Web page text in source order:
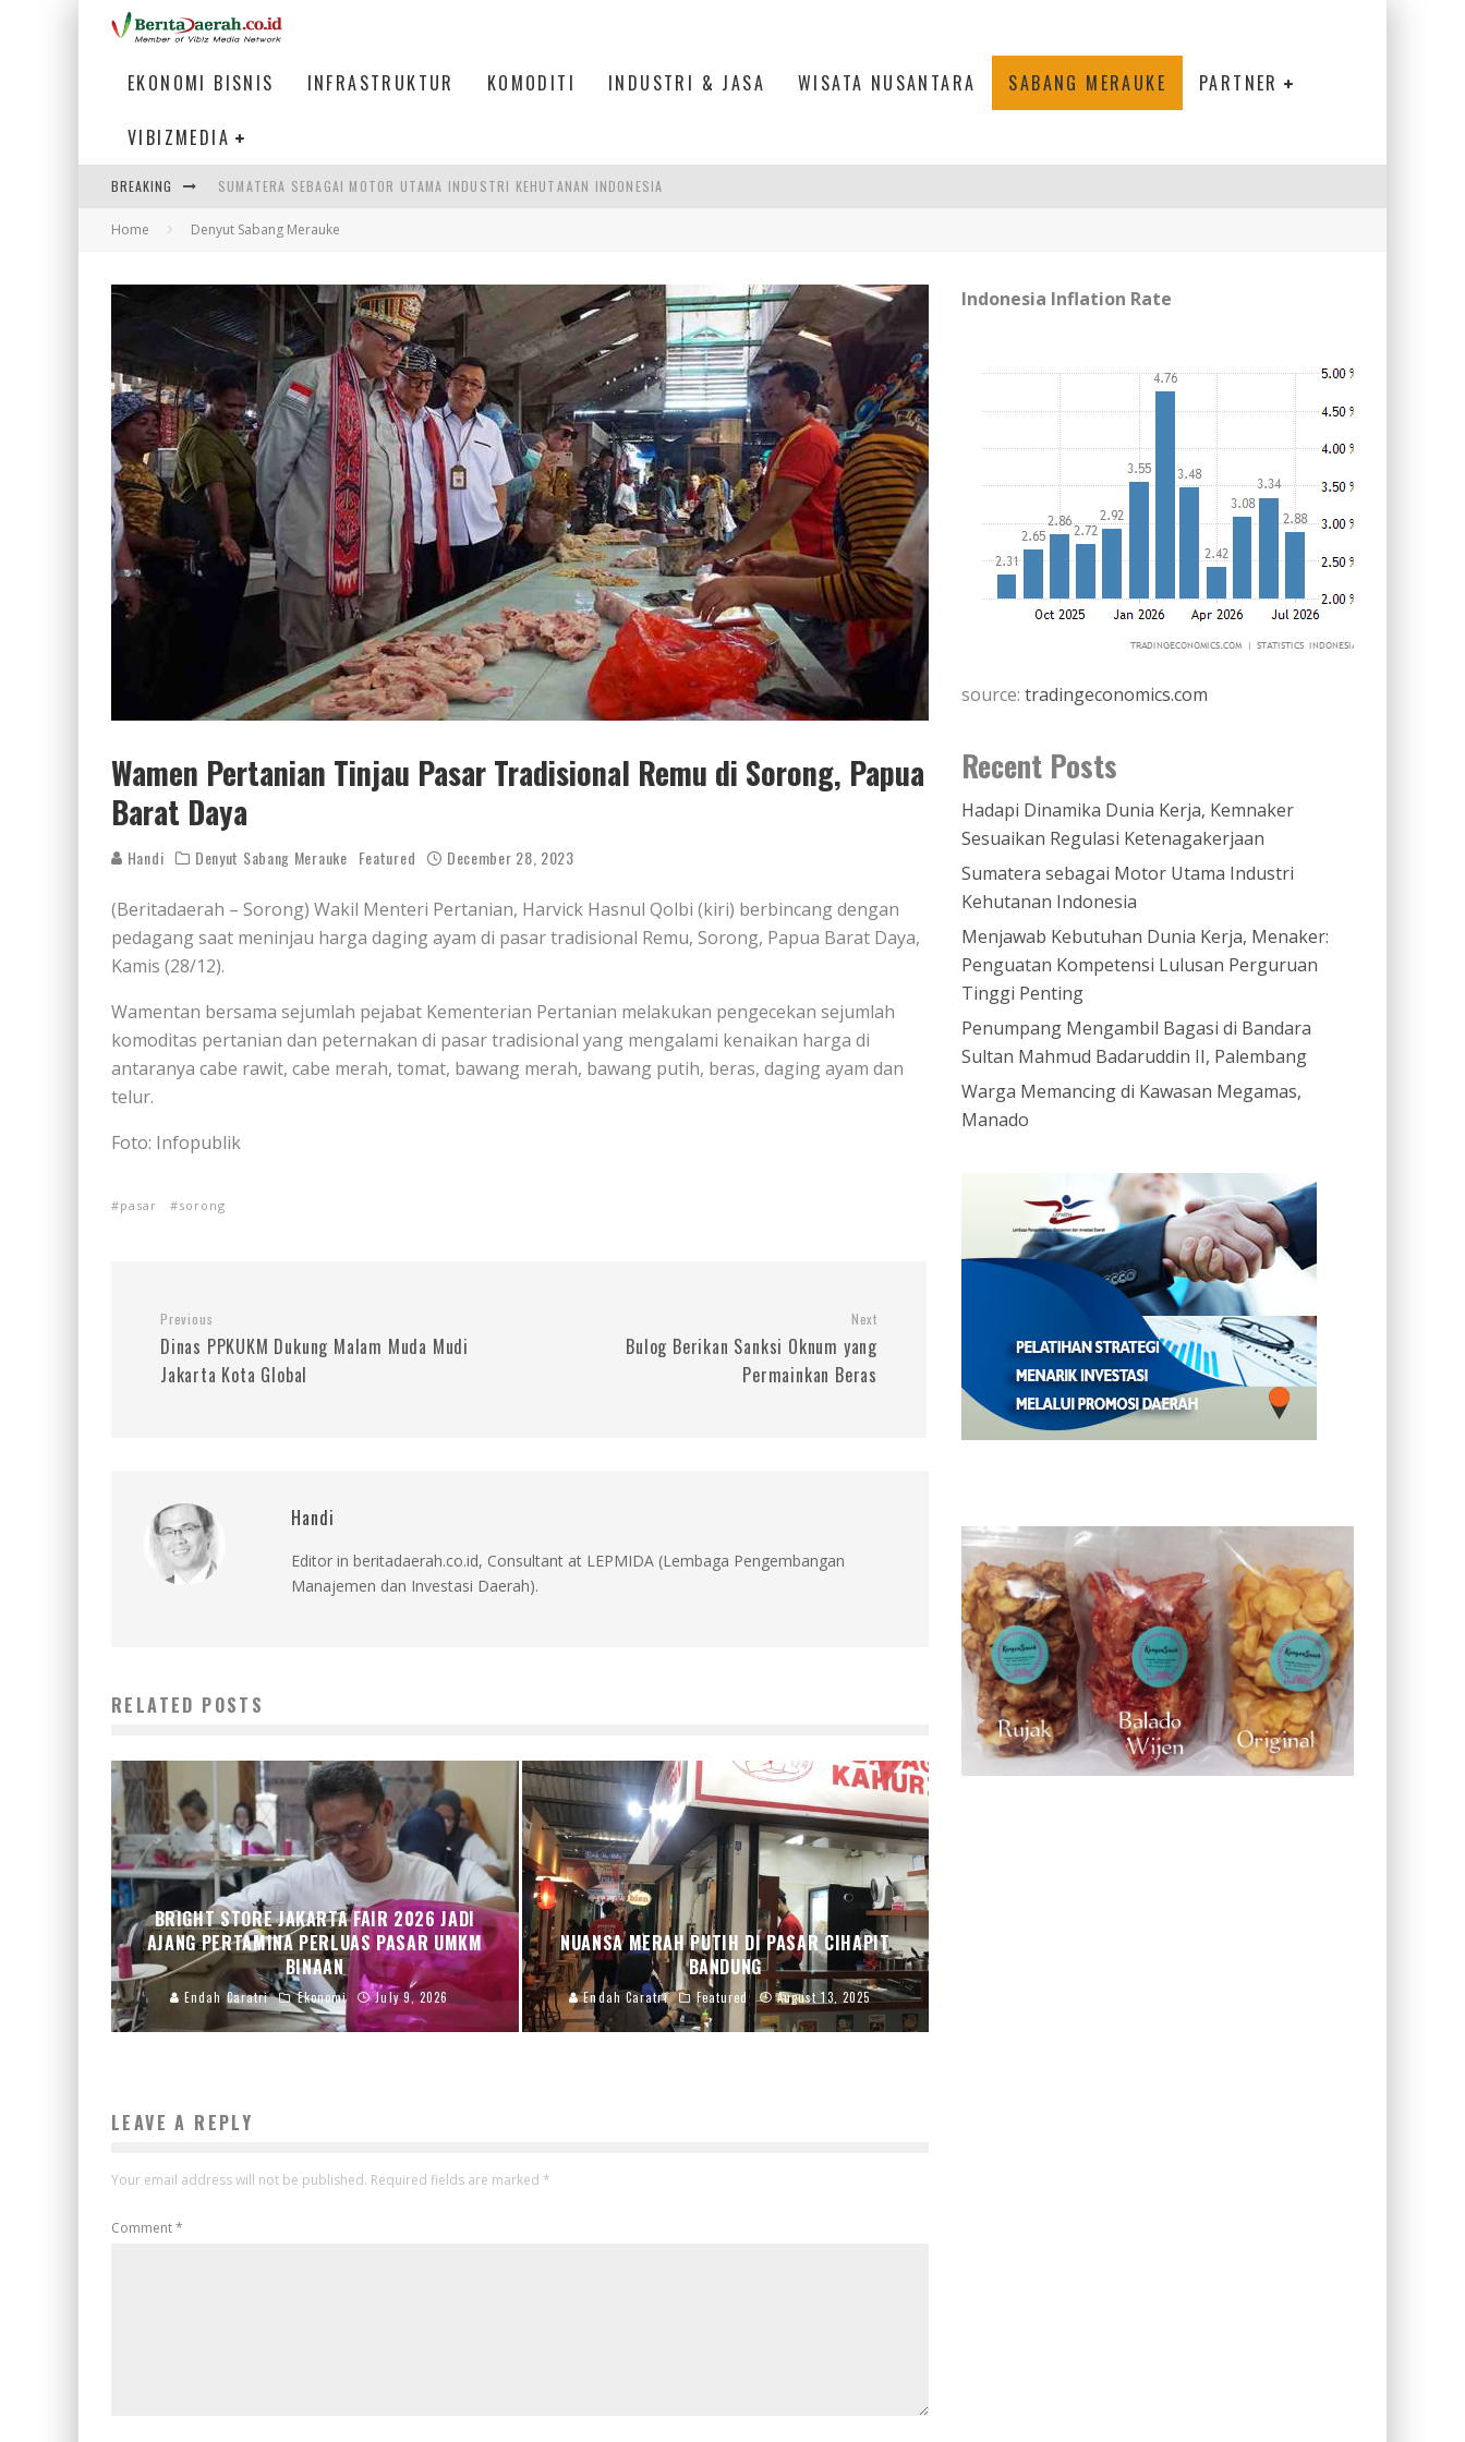
EKONOMI BISNIS INFRASTRUKTUR KOMODITI INDUSTRI & JASA WISATA NUSANTARA SABANG MERAUKE PARTNER
VIBIZMEDIA
BREAKING SUMATERA SEBAGAI MOTOR UTAMA INDUSTRI KEHUTANAN INDONESIA
MENJAWAB KEBUTUHAN DUNIA KERJA, MENAKER: PENGUATAN KOMPETENSI LULUSAN PERGURUAN TINGGI PENTING
HADAPI DINAMIKA DUNIA KERJA, KEMNAKER SESUAIKAN REGULASI KETENAGAKERJAAN
Home Denyut Sabang Merauke
Wamen Pertanian Tinjau Pasar Tradisional Remu di Sorong, Papua
Barat Daya
Handi Denyut Sabang Merauke Featured December 28, 2023
(Beritadaerah – Sorong) Wakil Menteri Pertanian, Harvick Hasnul Qolbi (kiri) berbincang dengan
pedagang saat meninjau harga daging ayam di pasar tradisional Remu, Sorong, Papua Barat Daya,
Kamis (28/12).
Wamentan bersama sejumlah pejabat Kementerian Pertanian melakukan pengecekan sejumlah
komoditas pertanian dan peternakan di pasar tradisional yang mengalami kenaikan harga di
antaranya cabe rawit, cabe merah, tomat, bawang merah, bawang putih, beras, daging ayam dan
telur.
Foto: Infopublik
pasar sorong
Previous
Dinas PPKUKM Dukung Malam Muda Mudi
Jakarta Kota Global
Next
Bulog Berikan Sanksi Oknum yang
Permainkan Beras
Handi
Editor in beritadaerah.co.id, Consultant at LEPMIDA (Lembaga Pengembangan
Manajemen dan Investasi Daerah).
RELATED POSTS
BRIGHT STORE JAKARTA FAIR 2026 JADI
AJANG PERTAMINA PERLUAS PASAR UMKM
BINAAN
Endah Caratri Ekonomi July 9, 2026
NUANSA MERAH PUTIH DI PASAR CIHAPIT
BANDUNG
Endah Caratri Featured August 13, 2025
LEAVE A REPLY
Your email address will not be published. Required fields are marked *
Comment*
Indonesia Inflation Rate
source: tradingeconomics.com
Recent Posts
Hadapi Dinamika Dunia Kerja, Kemnaker
Sesuaikan Regulasi Ketenagakerjaan
Sumatera sebagai Motor Utama Industri
Kehutanan Indonesia
Menjawab Kebutuhan Dunia Kerja, Menaker:
Penguatan Kompetensi Lulusan Perguruan
Tinggi Penting
Penumpang Mengambil Bagasi di Bandara
Sultan Mahmud Badaruddin II, Palembang
Warga Memancing di Kawasan Megamas,
Manado